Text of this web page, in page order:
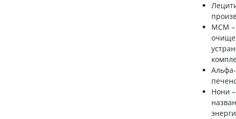
МСМ –
Нони